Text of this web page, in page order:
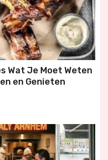
Wat Je Moet Weten
en Genieten